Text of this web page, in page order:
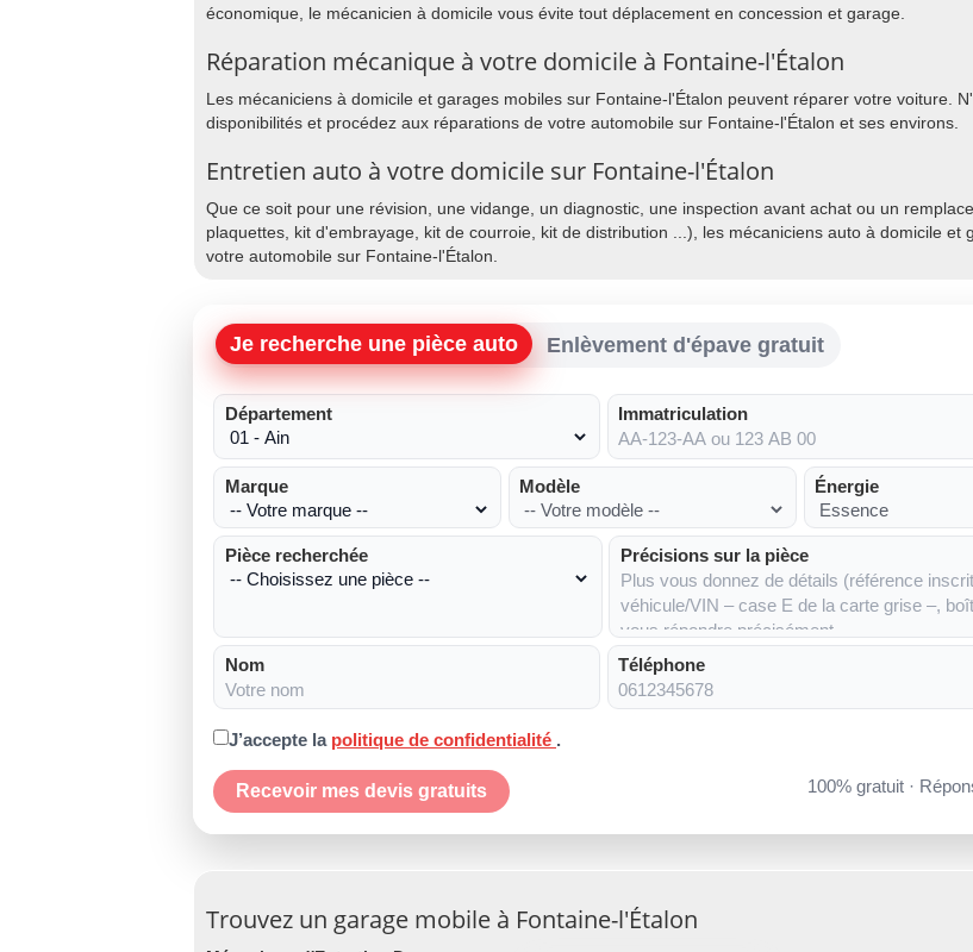
économique, le mécanicien à domicile vous évite tout déplacement en concession et garage.
Réparation mécanique à votre domicile à Fontaine-l'Étalon
Les mécaniciens à domicile et garages mobiles sur Fontaine-l'Étalon peuvent réparer votre voiture.
disponibilités et procédez aux réparations de votre automobile sur Fontaine-l'Étalon et ses environs.
Entretien auto à votre domicile sur Fontaine-l'Étalon
Que ce soit pour une révision, une vidange, un diagnostic, une inspection avant achat ou un
plaquettes, kit d'embrayage, kit de courroie, kit de distribution ...), les mécaniciens auto à domicile
votre automobile sur Fontaine-l'Étalon.
Je recherche une pièce auto Enlèvement d'épave gratuit
Département Immatriculation
Marque Modèle Énergie
Pièce recherchée Précisions sur la pièce
Nom Téléphone
J’accepte la politique de confidentialité .
Recevoir mes devis gratuits 100% gratuit ·
Trouvez un garage mobile à Fontaine-l'Étalon